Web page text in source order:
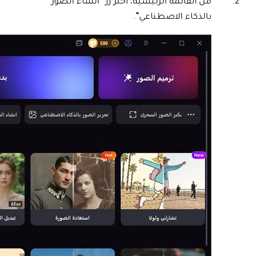
من القائمة الرئيسية، اختر زر “انشاء الصور
بالذكاء الاصطناعي”.